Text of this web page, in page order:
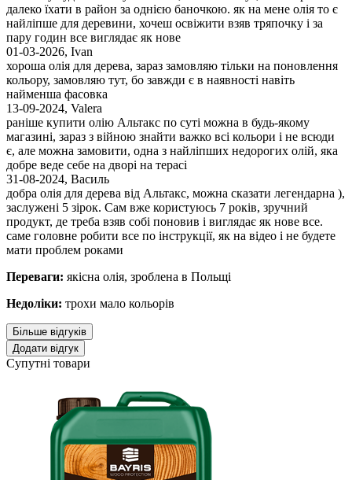
далеко їхати в район за однією баночкою. як на мене олія то є
найліпше для деревини, хочеш освіжити взяв тряпочку і за
пару годин все виглядає як нове
01-03-2026, Ivan
хороша олія для дерева, зараз замовляю тільки на поновлення
кольору, замовляю тут, бо завжди є в наявності навіть
найменша фасовка
13-09-2024, Valera
раніше купити олію Альтакс по суті можна в будь-якому
магазині, зараз з війною знайти важко всі кольори і не всюди
є, але можна замовити, одна з найліпших недорогих олій, яка
добре веде себе на дворі на терасі
31-08-2024, Василь
добра олія для дерева від Альтакс, можна сказати легендарна ),
заслужені 5 зірок. Сам вже користуюсь 7 років, зручний
продукт, де треба взяв собі поновив і виглядає як нове все.
саме головне робити все по інструкції, як на відео і не будете
мати проблем роками
Переваги: якісна олія, зроблена в Польщі
Недоліки: трохи мало кольорів
Більше відгуків
Додати відгук
Супутні товари